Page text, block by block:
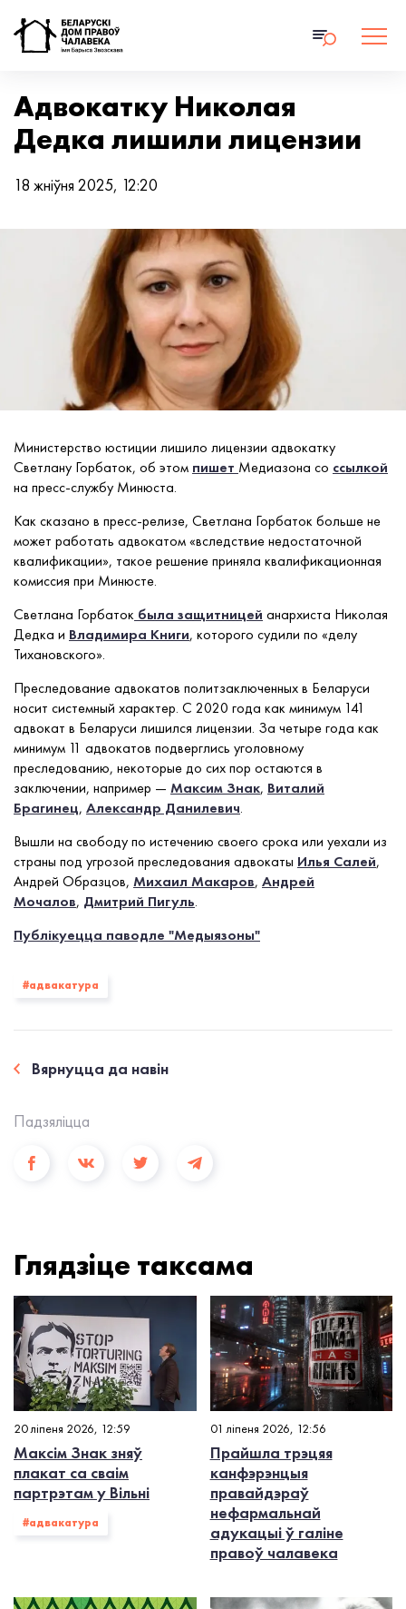
Адвокатку Николая
Дедка лишили лицензии
18 жніўня 2025, 12:20
Министерство юстиции лишило лицензии адвокатку
Светлану Горбаток, об этом пишет Медиазона со ссылкой
на пресс-службу Минюста.
Как сказано в пресс-релизе, Светлана Горбаток больше не
может работать адвокатом «вследствие недостаточной
квалификации», такое решение приняла квалификационная
комиссия при Минюсте.
Светлана Горбаток была защитницей анархиста Николая
Дедка и Владимира Книги, которого судили по «делу
Тихановского».
Преследование адвокатов политзаключенных в Беларуси
носит системный характер. С 2020 года как минимум 141
адвокат в Беларуси лишился лицензии. За четыре года как
минимум 11 адвокатов подверглись уголовному
преследованию, некоторые до сих пор остаются в
заключении, например — Максим Знак, Виталий
Брагинец, Александр Данилевич.
Вышли на свободу по истечению своего срока или уехали из
страны под угрозой преследования адвокаты Илья Салей,
Андрей Образцов, Михаил Макаров, Андрей
Мочалов, Дмитрий Пигуль.
Публікуецца паводле "Медыязоны"
#адвакатура
Вярнуцца да навiн
Падзялiцца
Глядзiце таксама
20 ліпеня 2026, 12:59
Максім Знак зняў
плакат са сваім
партрэтам у Вільні
#адвакатура
01 ліпеня 2026, 12:56
Прайшла трэцяя
канфэрэнцыя
правайдэраў
нефармальнай
адукацыі ў галіне
правоў чалавека